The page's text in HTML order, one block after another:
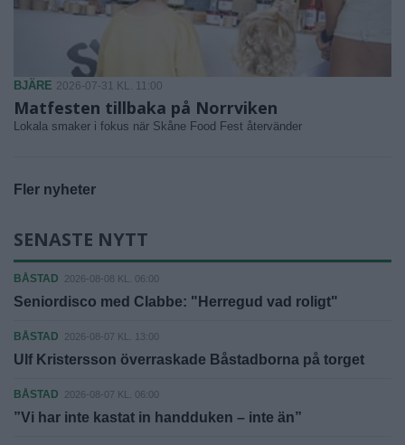
BJÄRE 2026-07-31 KL. 11:00
Matfesten tillbaka på Norrviken
Lokala smaker i fokus när Skåne Food Fest återvänder
Fler nyheter
SENASTE NYTT
BÅSTAD 2026-08-08 KL. 06:00
Seniordisco med Clabbe: "Herregud vad roligt"
BÅSTAD 2026-08-07 KL. 13:00
Ulf Kristersson överraskade Båstadborna på torget
BÅSTAD 2026-08-07 KL. 06:00
”Vi har inte kastat in handduken – inte än”